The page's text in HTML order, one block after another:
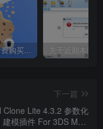
随机化贴图和色调，
致近期网站付费购买资源及会员用户后，网页显示依然没有购买解决方法！
下一篇
Clone Lite 4.3.2 参数化
建模插件 For 3DS MAX